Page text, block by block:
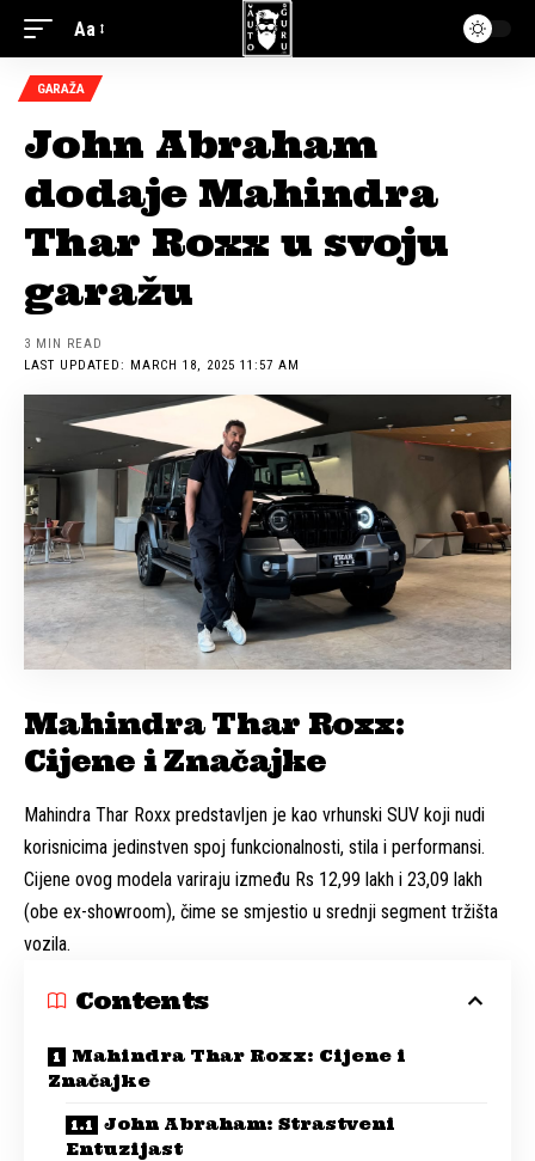
Aa
GARAŽA
John Abraham
dodaje Mahindra
Thar Roxx u svoju
garažu
LAST UPDATED: MARCH 18, 2025 11:57 AM
3 MIN READ
Mahindra Thar Roxx:
Cijene i Značajke
Mahindra Thar Roxx predstavljen je kao vrhunski SUV koji nudi
korisnicima jedinstven spoj funkcionalnosti, stila i performansi.
Cijene ovog modela variraju između Rs 12,99 lakh i 23,09 lakh
(obe ex-showroom), čime se smjestio u srednji segment tržišta
vozila.
Contents
Mahindra Thar Roxx: Cijene i
Značajke
John Abraham: Strastveni
Entuzijast